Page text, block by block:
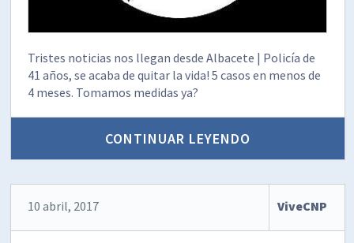
‪Tristes noticias nos llegan desde Albacete | Policía de
41 años, se acaba de quitar la vida! 5 casos en menos de
4 meses. Tomamos medidas ya?
CONTINUAR LEYENDO
10 abril, 2017 ViveCNP